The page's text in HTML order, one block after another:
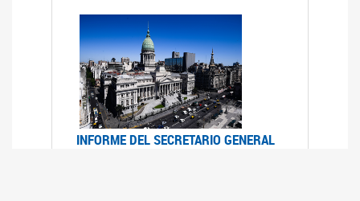
INFORME DEL SECRETARIO GENERAL